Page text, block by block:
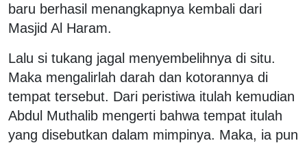
baru berhasil menangkapnya kembali dari
Masjid Al Haram.
Lalu si tukang jagal menyembelihnya di situ.
Maka mengalirlah darah dan kotorannya di
tempat tersebut. Dari peristiwa itulah kemudian
Abdul Muthalib mengerti bahwa tempat itulah
yang disebutkan dalam mimpinya. Maka, ia pun